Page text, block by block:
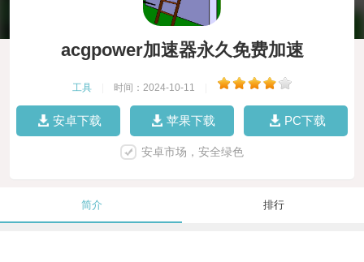
acgpower加速器永久免费加速
工具 时间：2024-10-11
安卓下载 苹果下载 PC下载
安卓市场，安全绿色
简介 排行